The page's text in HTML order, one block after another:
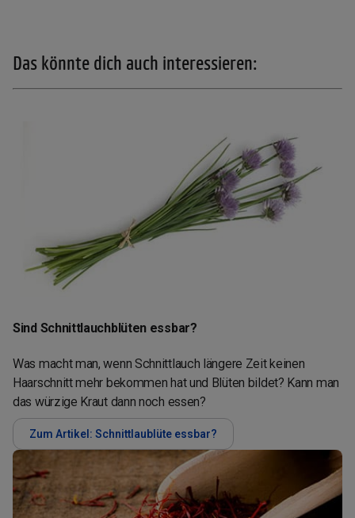
Das könnte dich auch interessieren:
Sind Schnittlauchblüten essbar?
Was macht man, wenn Schnittlauch längere Zeit keinen
Haarschnitt mehr bekommen hat und Blüten bildet? Kann man
das würzige Kraut dann noch essen?
Zum Artikel: Schnittlaublüte essbar?